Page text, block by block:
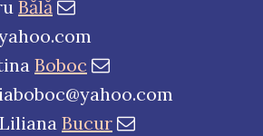
Bălă
Boboc
Bucur